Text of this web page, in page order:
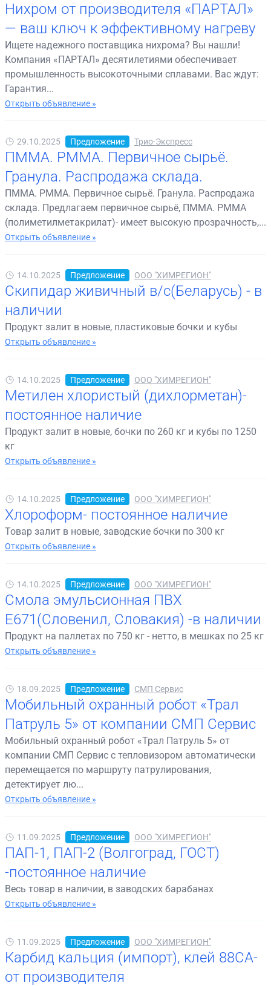
Нихром от производителя «ПАРТАЛ»
— ваш ключ к эффективному нагреву
Ищете надежного поставщика нихрома? Вы нашли!
Компания «ПАРТАЛ» десятилетиями обеспечивает
промышленность высокоточными сплавами. Вас ждут:
Гарантия...
Открыть объявление »
29.10.2025 Предложение Трио-Экспресс
ПММА. PMMA. Первичное сырьё.
Гранула. Распродажа склада.
ПММА. PMMA. Первичное сырьё. Гранула. Распродажа
склада. Предлагаем первичное сырьё, ПММА. PMMA
(полиметилметакрилат)- имеет высокую прозрачность,...
Открыть объявление »
14.10.2025 Предложение ООО "ХИМРЕГИОН"
Скипидар живичный в/с(Беларусь) - в
наличии
Продукт залит в новые, пластиковые бочки и кубы
Открыть объявление »
14.10.2025 Предложение ООО "ХИМРЕГИОН"
Метилен хлористый (дихлорметан)-
постоянное наличие
Продукт залит в новые, бочки по 260 кг и кубы по 1250
кг
Открыть объявление »
14.10.2025 Предложение ООО "ХИМРЕГИОН"
Хлороформ- постоянное наличие
Товар залит в новые, заводские бочки по 300 кг
Открыть объявление »
14.10.2025 Предложение ООО "ХИМРЕГИОН"
Смола эмульсионная ПВХ
Е671(Словенил, Словакия) -в наличии
Продукт на паллетах по 750 кг - нетто, в мешках по 25 кг
Открыть объявление »
18.09.2025 Предложение СМП Сервис
Мобильный охранный робот «Трал
Патруль 5» от компании СМП Сервис
Мобильный охранный робот «Трал Патруль 5» от
компании СМП Сервис с тепловизором автоматически
перемещается по маршруту патрулирования,
детектирует лю...
Открыть объявление »
11.09.2025 Предложение ООО "ХИМРЕГИОН"
ПАП-1, ПАП-2 (Волгоград, ГОСТ)
-постоянное наличие
Весь товар в наличии, в заводских барабанах
Открыть объявление »
11.09.2025 Предложение ООО "ХИМРЕГИОН"
Карбид кальция (импорт), клей 88СА-
от производителя